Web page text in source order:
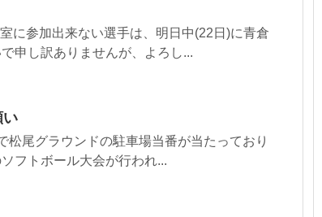
に参加出来ない選手は、明日中(22日)に青倉
申し訳ありませんが、よろし...
い
尾グラウンドの駐車場当番が当たっており
フトボール大会が行われ...